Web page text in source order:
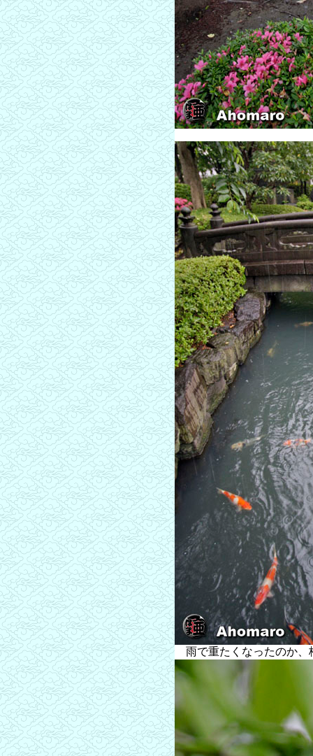
雨で重たくなったのか、